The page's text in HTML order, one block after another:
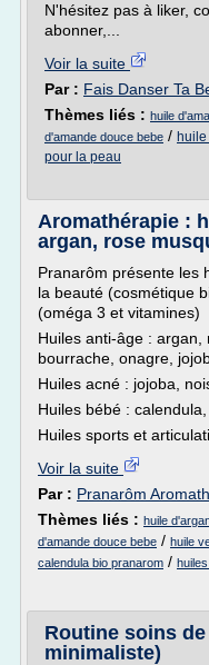
N'hésitez pas à liker,
abonner,...
Voir la suite
Par : Fais Danser Ta
Thèmes liés : huile
d'amande douce bebe /
pour la peau
Aromathérapie :
argan, rose
Pranarôm présente les
la beauté (cosmétique
(oméga 3 et vitamines)
Huiles anti-âge : argan,
bourrache, onagre,
Huiles acné : jojoba,
Huiles bébé :
Huiles sports et
Voir la suite
Par : Pranarôm
Thèmes liés : huile
d'amande douce bebe / huile
calendula bio pranarom /
Routine soins
minimaliste)